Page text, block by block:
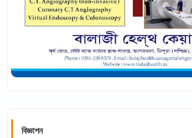
বিজ্ঞাপন